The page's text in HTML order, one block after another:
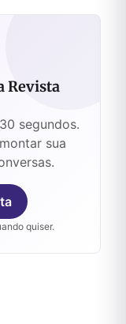
Revista
segundos.
sua
quiser.